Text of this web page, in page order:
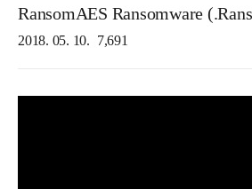
RansomAES Ransomware
2018. 05. 10. 7,691